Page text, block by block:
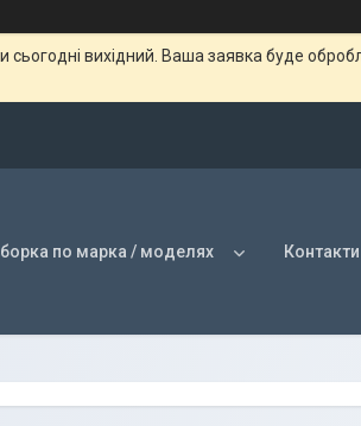
сьогодні вихідний. Ваша заявка буде
по марка / моделях Контакти